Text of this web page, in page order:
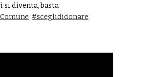
si diventa, basta
#sceglididonare